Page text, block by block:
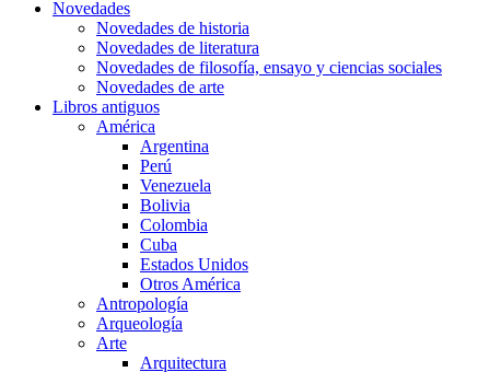
Novedades
Novedades de historia
Novedades de literatura
Novedades de filosofía, ensayo y ciencias sociales
Novedades de arte
Libros antiguos
América
Argentina
Perú
Venezuela
Bolivia
Colombia
Cuba
Estados Unidos
Otros América
Antropología
Arqueología
Arte
Arquitectura